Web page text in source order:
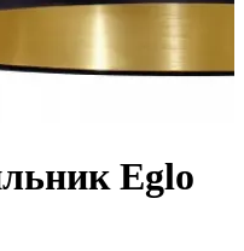
Eglo